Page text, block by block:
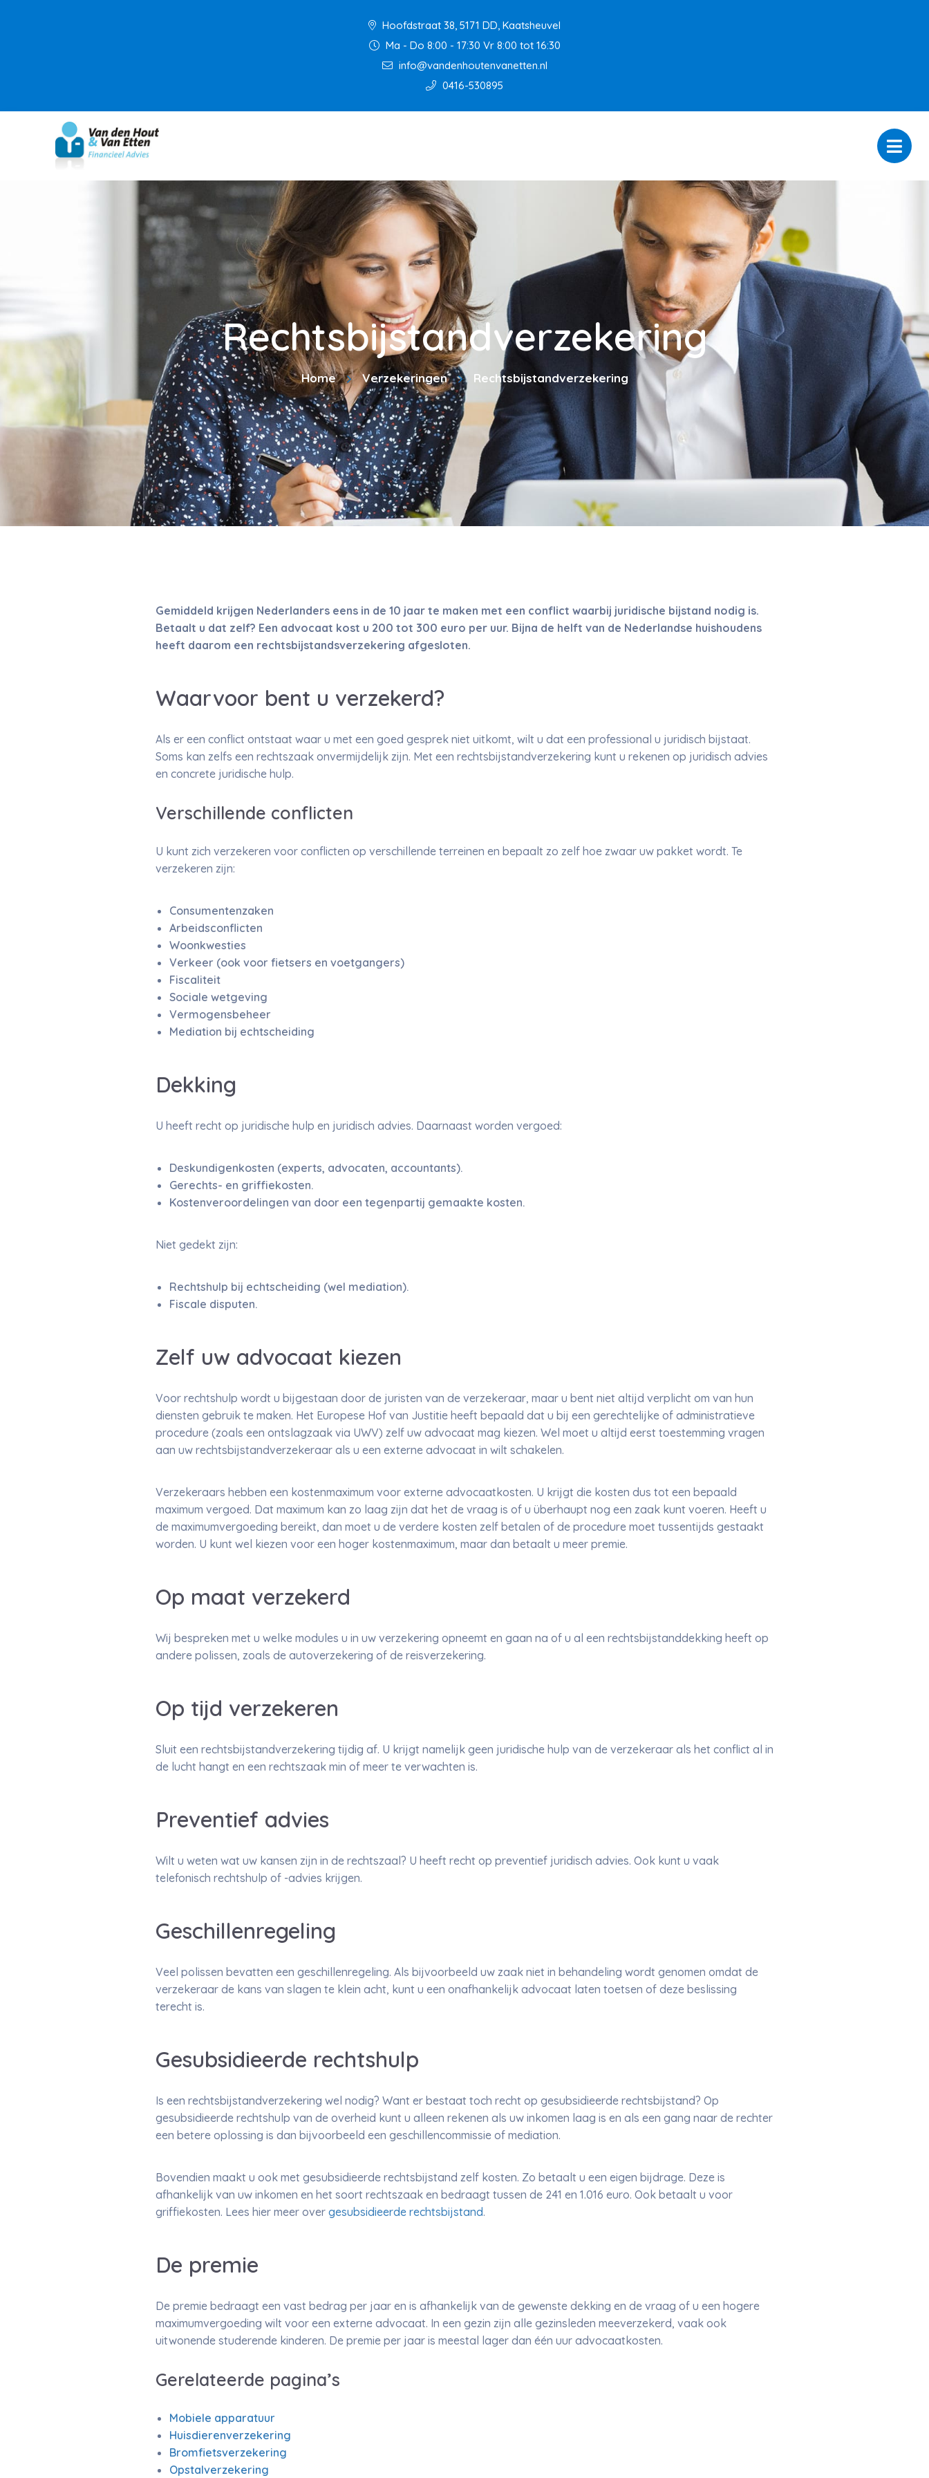
Hoofdstraat 38, 5171 DD, Kaatsheuvel
Ma - Do 8:00 - 17:30 Vr 8:00 tot 16:30
info@vandenhoutenvanetten.nl
0416-530895
Rechtsbijstandverzekering
Home Verzekeringen Rechtsbijstandverzekering
Gemiddeld krijgen Nederlanders eens in de 10 jaar te maken met een conflict waarbij juridische bijstand nodig is.
Betaalt u dat zelf? Een advocaat kost u 200 tot 300 euro per uur. Bijna de helft van de Nederlandse huishoudens
heeft daarom een rechtsbijstandsverzekering afgesloten.
Waarvoor bent u verzekerd?
Als er een conflict ontstaat waar u met een goed gesprek niet uitkomt, wilt u dat een professional u juridisch bijstaat.
Soms kan zelfs een rechtszaak onvermijdelijk zijn. Met een rechtsbijstandverzekering kunt u rekenen op juridisch advies
en concrete juridische hulp.
Verschillende conflicten
U kunt zich verzekeren voor conflicten op verschillende terreinen en bepaalt zo zelf hoe zwaar uw pakket wordt. Te
verzekeren zijn:
Consumentenzaken
Arbeidsconflicten
Woonkwesties
Verkeer (ook voor fietsers en voetgangers)
Fiscaliteit
Sociale wetgeving
Vermogensbeheer
Mediation bij echtscheiding
Dekking
U heeft recht op juridische hulp en juridisch advies. Daarnaast worden vergoed:
Deskundigenkosten (experts, advocaten, accountants).
Gerechts- en griffiekosten.
Kostenveroordelingen van door een tegenpartij gemaakte kosten.
Niet gedekt zijn:
Rechtshulp bij echtscheiding (wel mediation).
Fiscale disputen.
Zelf uw advocaat kiezen
Voor rechtshulp wordt u bijgestaan door de juristen van de verzekeraar, maar u bent niet altijd verplicht om van hun
diensten gebruik te maken. Het Europese Hof van Justitie heeft bepaald dat u bij een gerechtelijke of administratieve
procedure (zoals een ontslagzaak via UWV) zelf uw advocaat mag kiezen. Wel moet u altijd eerst toestemming vragen
aan uw rechtsbijstandverzekeraar als u een externe advocaat in wilt schakelen.
Verzekeraars hebben een kostenmaximum voor externe advocaatkosten. U krijgt die kosten dus tot een bepaald
maximum vergoed. Dat maximum kan zo laag zijn dat het de vraag is of u überhaupt nog een zaak kunt voeren. Heeft u
de maximumvergoeding bereikt, dan moet u de verdere kosten zelf betalen of de procedure moet tussentijds gestaakt
worden. U kunt wel kiezen voor een hoger kostenmaximum, maar dan betaalt u meer premie.
Op maat verzekerd
Wij bespreken met u welke modules u in uw verzekering opneemt en gaan na of u al een rechtsbijstanddekking heeft op
andere polissen, zoals de autoverzekering of de reisverzekering.
Op tijd verzekeren
Sluit een rechtsbijstandverzekering tijdig af. U krijgt namelijk geen juridische hulp van de verzekeraar als het conflict al in
de lucht hangt en een rechtszaak min of meer te verwachten is.
Preventief advies
Wilt u weten wat uw kansen zijn in de rechtszaal? U heeft recht op preventief juridisch advies. Ook kunt u vaak
telefonisch rechtshulp of -advies krijgen.
Geschillenregeling
Veel polissen bevatten een geschillenregeling. Als bijvoorbeeld uw zaak niet in behandeling wordt genomen omdat de
verzekeraar de kans van slagen te klein acht, kunt u een onafhankelijk advocaat laten toetsen of deze beslissing
terecht is.
Gesubsidieerde rechtshulp
Is een rechtsbijstandverzekering wel nodig? Want er bestaat toch recht op gesubsidieerde rechtsbijstand? Op
gesubsidieerde rechtshulp van de overheid kunt u alleen rekenen als uw inkomen laag is en als een gang naar de rechter
een betere oplossing is dan bijvoorbeeld een geschillencommissie of mediation.
Bovendien maakt u ook met gesubsidieerde rechtsbijstand zelf kosten. Zo betaalt u een eigen bijdrage. Deze is
afhankelijk van uw inkomen en het soort rechtszaak en bedraagt tussen de 241 en 1.016 euro. Ook betaalt u voor
griffiekosten. Lees hier meer over gesubsidieerde rechtsbijstand.
De premie
De premie bedraagt een vast bedrag per jaar en is afhankelijk van de gewenste dekking en de vraag of u een hogere
maximumvergoeding wilt voor een externe advocaat. In een gezin zijn alle gezinsleden meeverzekerd, vaak ook
uitwonende studerende kinderen. De premie per jaar is meestal lager dan één uur advocaatkosten.
Gerelateerde pagina’s
Mobiele apparatuur
Huisdierenverzekering
Bromfietsverzekering
Opstalverzekering